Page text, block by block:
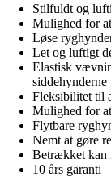
Stilfuldt og
Mulighed for
Løse
Let og luftigt
Elastisk
Fleksibilitet til
Mulighed for
Flytbare
Nemt at gøre
Betrækket kan
10 års garanti